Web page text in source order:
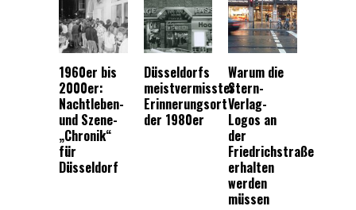
1960er bis
2000er:
Nachtleben-
und Szene-
„Chronik“
für
Düsseldorf
Düsseldorfs
meistvermisster
Erinnerungsort
der 1980er
Warum die
Stern-
Verlag-
Logos an
der
Friedrichstraße
erhalten
werden
müssen